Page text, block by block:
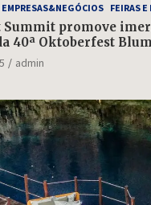
EMPRESAS&NEGÓCIOS FEIRAS
Summit promove
40ª Oktoberfest
admin